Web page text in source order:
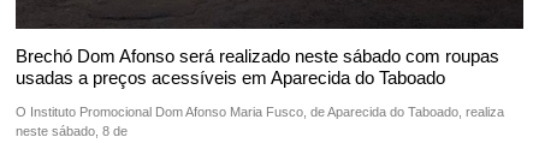
Brechó Dom Afonso será realizado neste sábado com roupas
usadas a preços acessíveis em Aparecida do Taboado
O Instituto Promocional Dom Afonso Maria Fusco, de Aparecida do Taboado, realiza
neste sábado, 8 de